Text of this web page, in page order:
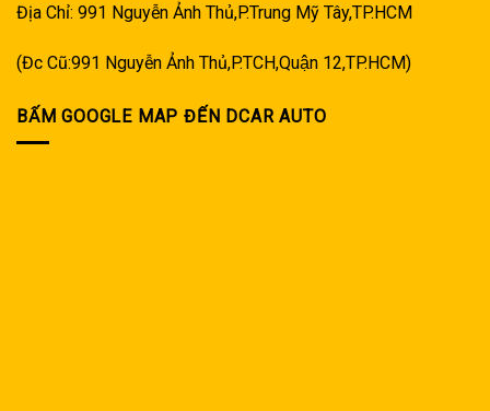
Địa Chỉ: 991 Nguyễn Ảnh Thủ,P.Trung Mỹ Tây,TP.HCM
(Đc Cũ:991 Nguyễn Ảnh Thủ,P.TCH,Quận 12,TP.HCM)
BẤM GOOGLE MAP ĐẾN DCAR AUTO